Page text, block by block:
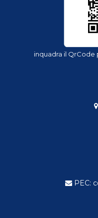
inquadra il QrCode
PEC: